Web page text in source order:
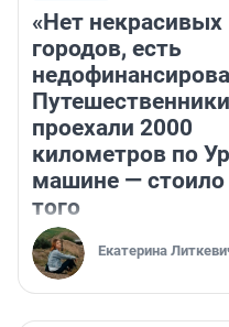
«Нет некрасивых
городов, есть
Путешественники
проехали 2000
километров по
машине — стоило
того
Екатерина